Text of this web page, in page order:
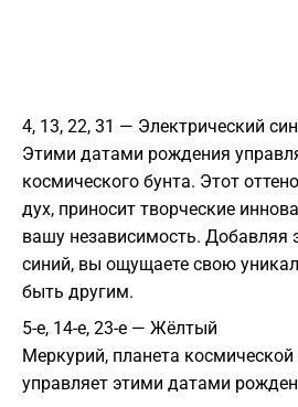
4, 13, 22, 31 — Электрический
Этими датами рождения
космического бунта. Этот
дух, приносит творческие
вашу независимость. Добавляя
синий, вы ощущаете свою
быть другим.
5-е, 14-е, 23-е — Жёлтый
Меркурий, планета
управляет этими датами